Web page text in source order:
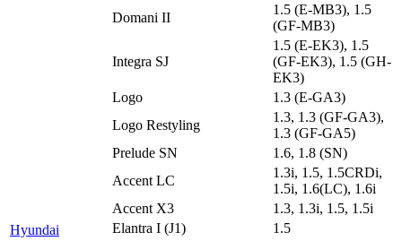
Domani II
1.5 (E-MB3), 1.5
(GF-MB3)
Integra SJ
1.5 (E-EK3), 1.5
(GF-EK3), 1.5 (GH-
EK3)
Logo
1.3 (E-GA3)
Logo Restyling
1.3, 1.3 (GF-GA3),
1.3 (GF-GA5)
Prelude SN
1.6, 1.8 (SN)
Hyundai
Accent LC
1.3i, 1.5, 1.5CRDi,
1.5i, 1.6(LC), 1.6i
Accent X3
1.3, 1.3i, 1.5, 1.5i
Elantra I (J1)
1.5